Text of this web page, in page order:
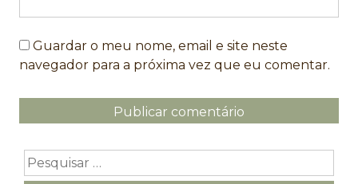
Guardar o meu nome, email e site neste
navegador para a próxima vez que eu comentar.